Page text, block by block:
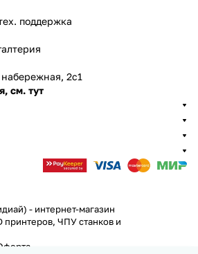
поддержка
2с1
см. тут
- интернет-магазин
принтеров, ЧПУ станков и